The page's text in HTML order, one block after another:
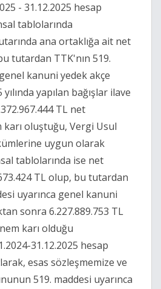
- 31.12.2025 hesap
tablolarında
ana ortaklığa ait net
tutardan TTK'nın 519.
kanuni yedek akçe
yapılan bağışlar ilave
TL net
karı oluştuğu, Vergi Usul
uygun olarak
tablolarında ise net
TL olup, bu tutardan
uyarınca genel kanuni
sonra 6.227.889.753 TL
karı olduğu
31.12.2025 hesap
esas sözleşmemize ve
519. maddesi uyarınca